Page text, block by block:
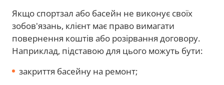
Якщо спортзал або басейн не виконує своїх
зобов'язань, клієнт має право вимагати
повернення коштів або розірвання договору.
Наприклад, підставою для цього можуть бути:
закриття басейну на ремонт;